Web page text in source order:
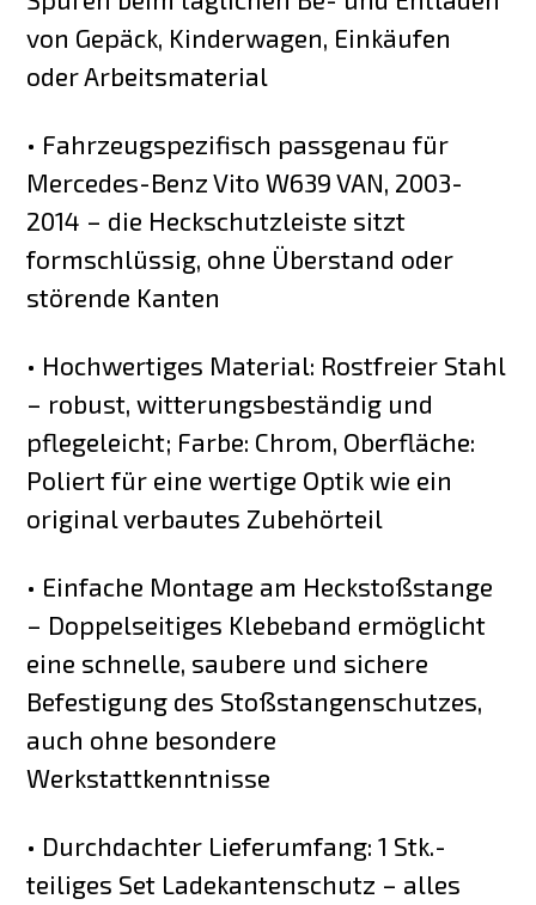
von Gepäck, Kinderwagen, Einkäufen
oder Arbeitsmaterial
• Fahrzeugspezifisch passgenau für
Mercedes-Benz Vito W639 VAN, 2003-
2014 – die Heckschutzleiste sitzt
formschlüssig, ohne Überstand oder
störende Kanten
• Hochwertiges Material: Rostfreier Stahl
– robust, witterungsbeständig und
pflegeleicht; Farbe: Chrom, Oberfläche:
Poliert für eine wertige Optik wie ein
original verbautes Zubehörteil
• Einfache Montage am Heckstoßstange
– Doppelseitiges Klebeband ermöglicht
eine schnelle, saubere und sichere
Befestigung des Stoßstangenschutzes,
auch ohne besondere
Werkstattkenntnisse
• Durchdachter Lieferumfang: 1 Stk.-
teiliges Set Ladekantenschutz – alles